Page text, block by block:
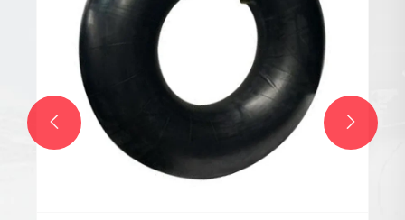
 